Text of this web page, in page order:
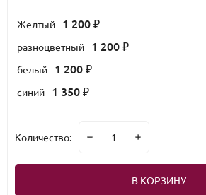
Желтый 1 200 ₽
разноцветный 1 200 ₽
белый 1 200 ₽
синий 1 350 ₽
Количество:
В КОРЗИНУ